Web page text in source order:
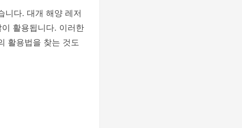
니다. 대개 해양 레저
활용됩니다. 이러한
활용법을 찾는 것도